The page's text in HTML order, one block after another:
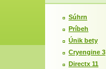
Súhrn
Príbeh
Únik bety
Cryengine 3
Directx 11